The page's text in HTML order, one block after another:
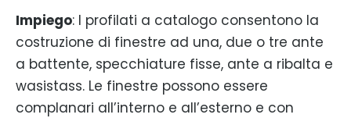
Impiego: I profilati a catalogo consentono la
costruzione di finestre ad una, due o tre ante
a battente, specchiature fisse, ante a ribalta e
wasistass. Le finestre possono essere
complanari all’interno e all’esterno e con